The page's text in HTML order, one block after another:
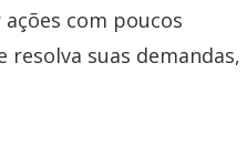
com poucos
suas demandas,